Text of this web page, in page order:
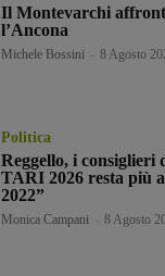
Il Montevarchi
l’Ancona
Michele Bossini 8 Agosto
Politica
Reggello, i consiglieri
TARI 2026 resta più
2022”
Monica Campani 8 Agosto